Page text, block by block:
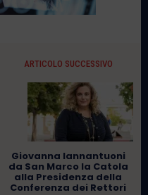
ARTICOLO SUCCESSIVO
Giovanna Iannantuoni
da San Marco la Catola
alla Presidenza della
Conferenza dei Rettori